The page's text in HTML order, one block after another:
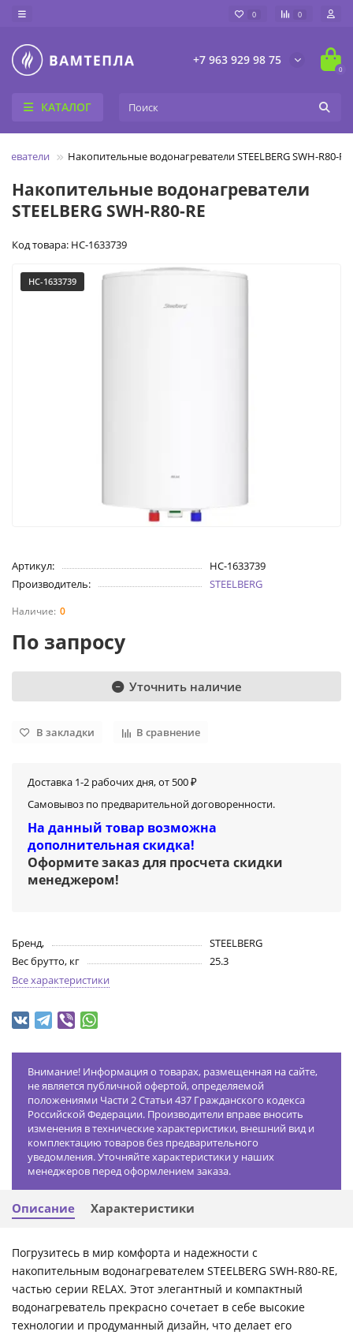
0 0
+7 963 929 98 75
0
КАТАЛОГ
Накопительные водонагреватели STEELBERG SWH-R80-RE
Накопительные водонагреватели
STEELBERG SWH-R80-RE
Код товара: НС-1633739
НС-1633739
Артикул:
НС-1633739
Производитель:
STEELBERG
0
По запросу
Уточнить наличие
В закладки В сравнение
Доставка 1-2 рабочих дня, от 500 ₽
Самовывоз по предварительной договоренности.
На данный товар возможна
дополнительная скидка!
Оформите заказ для просчета скидки
менеджером!
Бренд,
STEELBERG
Вес брутто, кг
25.3
Все характеристики
Внимание! Информация о товарах, размещенная на сайте,
не является публичной офертой, определяемой
положениями Части 2 Статьи 437 Гражданского кодекса
Российской Федерации. Производители вправе вносить
изменения в технические характеристики, внешний вид и
комплектацию товаров без предварительного
уведомления. Уточняйте характеристики у наших
менеджеров перед оформлением заказа.
Описание Характеристики
Погрузитесь в мир комфорта и надежности с
накопительным водонагревателем STEELBERG SWH-R80-RE,
частью серии RELAX. Этот элегантный и компактный
водонагреватель прекрасно сочетает в себе высокие
технологии и продуманный дизайн, что делает его